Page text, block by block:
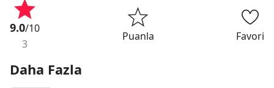
9.0/10
3
Puanla Favori
Daha Fazla